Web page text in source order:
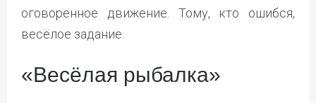
оговоренное движение. Тому, кто ошибся,
весёлое задание.
«Весёлая рыбалка»